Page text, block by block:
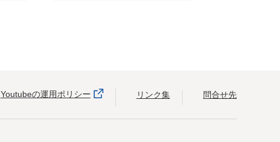
Youtubeの運用ポリシー リンク集 問合せ先